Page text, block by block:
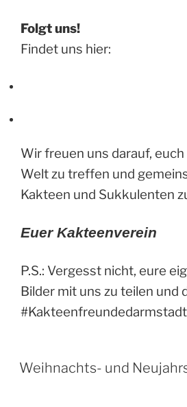
Folgt uns!
Findet uns hier:
Wir freuen uns darauf,
Welt zu treffen und
Kakteen und Sukkulenten
Euer Kakteenverein
P.S.: Vergesst nicht, eure
Bilder mit uns zu teilen und
Weihnachts- und